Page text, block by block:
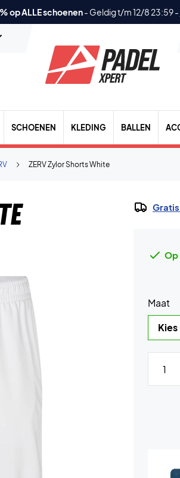
op ALLE schoenen- Geldig t/m 12/8 23:59-
SCHOENEN KLEDING BALLEN
ZERV Zylor Shorts White
Op
Maat